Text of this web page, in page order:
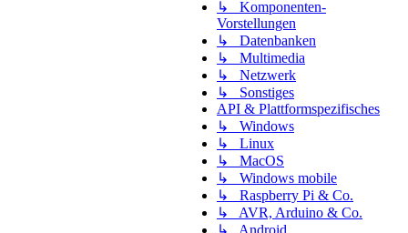
↳ Komponenten-
Vorstellungen
↳ Datenbanken
↳ Multimedia
↳ Netzwerk
↳ Sonstiges
API & Plattformspezifisches
↳ Windows
↳ Linux
↳ MacOS
↳ Windows mobile
↳ Raspberry Pi & Co.
↳ AVR, Arduino & Co.